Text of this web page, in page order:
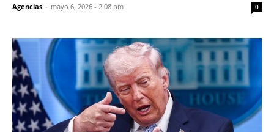
Agencias - mayo 6, 2026 - 2:08 pm 0